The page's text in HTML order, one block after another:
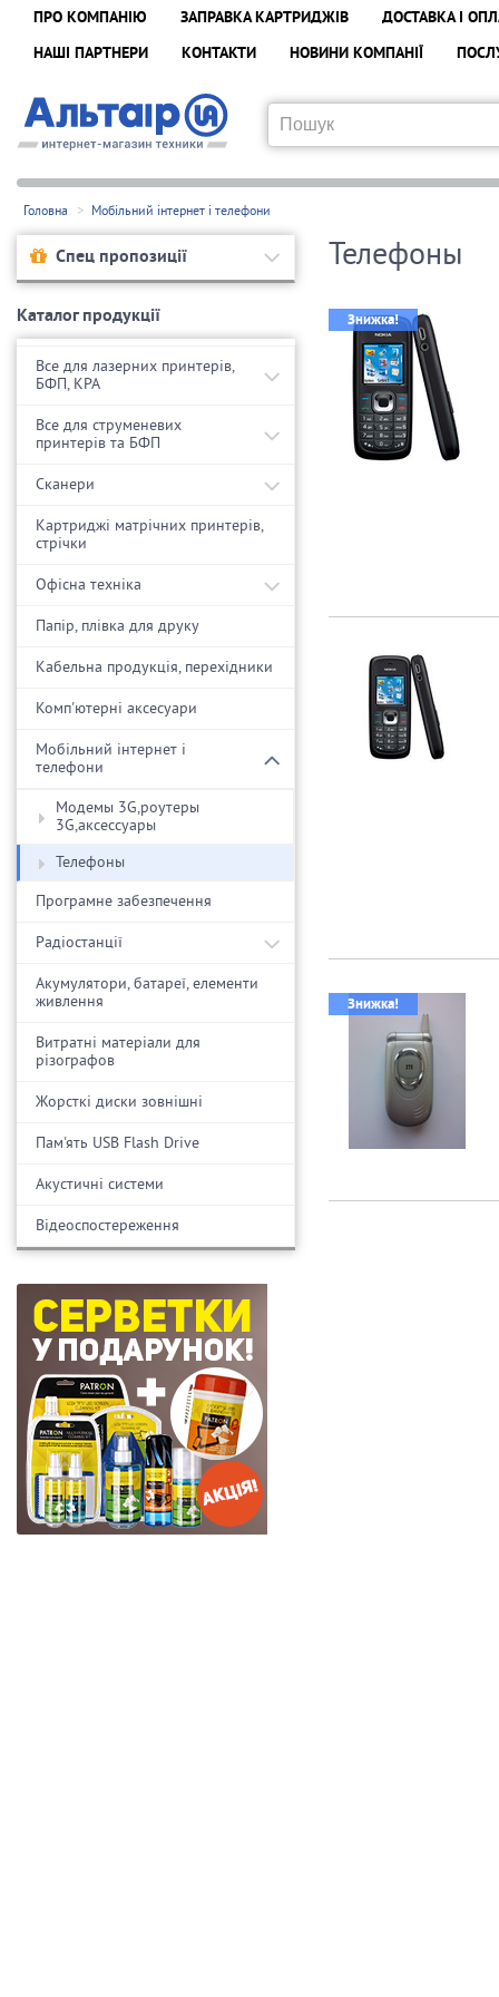
ПРО КОМПАНІЮ ЗАПРАВКА КАРТРИДЖІВ
ДОСТАВКА І
НАШІ ПАРТНЕРИ
КОНТАКТИ НОВИНИ КОМПАНІЇ
Головна Мобільний інтернет і телефони
Спец пропозиції
Каталог продукції
Все для лазерних принтерів,
БФП, КРА
Все для струменевих
принтерів та БФП
Сканери
Картриджі матрічних принтерів,
стрічки
Офісна техніка
Папір, плівка для друку
Кабельна продукція, перехідники
Комп'ютерні аксесуари
Мобільний інтернет і
телефони
Модемы 3G,роутеры
3G,аксессуары
Телефоны
Програмне забезпечення
Радіостанції
Акумулятори, батареї, елементи
живлення
Витратні матеріали для
різографов
Жорсткі диски зовнішні
Пам'ять USB Flash Drive
Акустичні системи
Відеоспостереження
Телефоны
Знижка!
Знижка!